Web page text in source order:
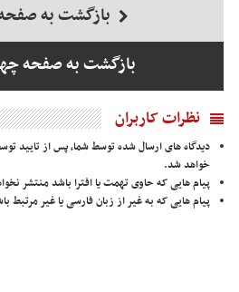
بازگشت به
بازگشت به صفحه
نظرات کاربران
دیدگاه های ارسال شده توسط شما، پس از تایید
خواهد شد.
پیام هایی که حاوی تهمت یا افترا باشد منتشر
پیام هایی که به غیر از زبان فارسی یا غیر مرتبط